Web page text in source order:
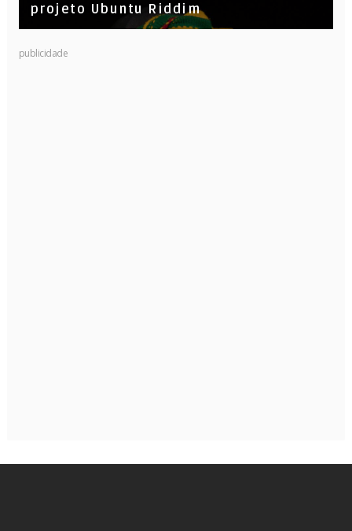
projeto Ubuntu Riddim
publicidade